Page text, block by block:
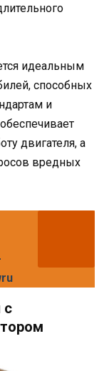
идеальным
способных
и
двигателя, а
вредных
с